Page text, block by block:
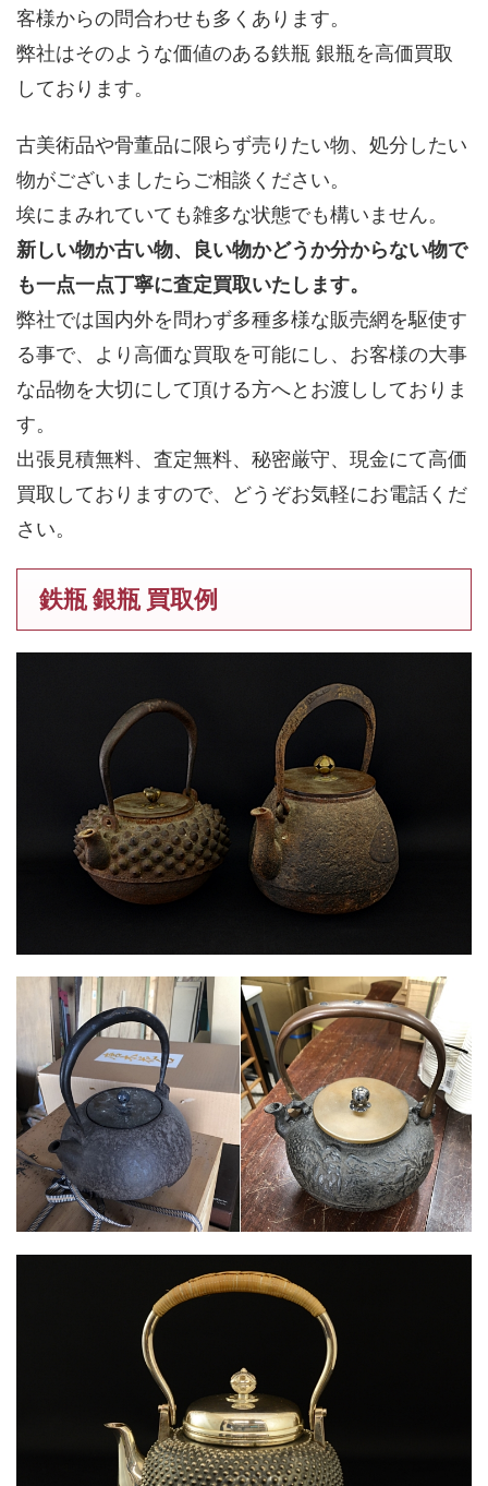
客様からの問合わせも多くあります。
弊社はそのような価値のある鉄瓶 銀瓶を高価買取
しております。
古美術品や骨董品に限らず売りたい物、処分したい
物がございましたらご相談ください。
埃にまみれていても雑多な状態でも構いません。
新しい物か古い物、良い物かどうか分からない物で
も一点一点丁寧に査定買取いたします。
弊社では国内外を問わず多種多様な販売網を駆使す
る事で、より高価な買取を可能にし、お客様の大事
な品物を大切にして頂ける方へとお渡ししておりま
す。
出張見積無料、査定無料、秘密厳守、現金にて高価
買取しておりますので、どうぞお気軽にお電話くだ
さい。
鉄瓶 銀瓶 買取例